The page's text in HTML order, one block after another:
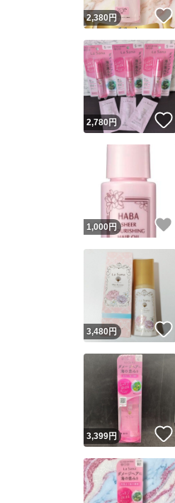
2,380 円
2,780円
1,000円
3,480円
3,399円